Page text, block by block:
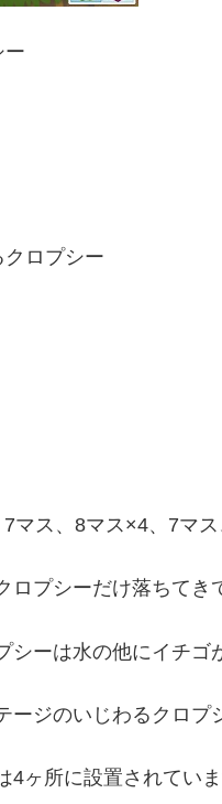
ー
ロプシー
マス、8マス×4、7マ
ロプシーだけ落ちてき
シーは水の他にイチゴ
ージのいじわるクロプ
4ヶ所に設置されていま